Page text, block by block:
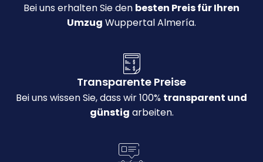
Bei uns erhalten Sie den besten Preis für Ihren
Umzug Wuppertal Almería.
Transparente Preise
Bei uns wissen Sie, dass wir 100% transparent und
günstig arbeiten.